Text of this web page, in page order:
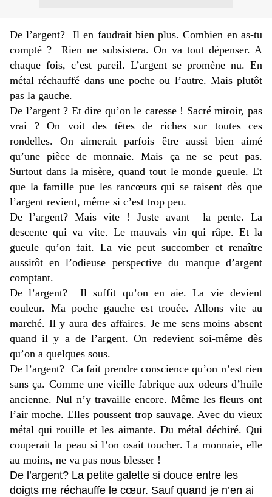
De l’argent?
Il en faudrait bien plus. Combien en as-tu
compté ?
Rien ne subsistera. On va tout dépenser. A
chaque fois, c’est pareil. L’argent se promène nu. En
métal réchauffé dans une poche ou l’autre. Mais plutôt
pas la gauche.
De l’argent ? Et dire qu’on le caresse ! Sacré miroir, pas
vrai ? On voit des têtes de riches sur toutes ces
rondelles. On aimerait parfois être aussi bien aimé
qu’une pièce de monnaie. Mais ça ne se peut pas.
Surtout dans la misère, quand tout le monde gueule. Et
que la famille pue les rancœurs qui se taisent dès que
l’argent revient, même si c’est trop peu.
De l’argent? Mais vite ! Juste avant
la pente. La
descente qui va vite. Le mauvais vin qui râpe. Et la
gueule qu’on fait. La vie peut succomber et renaître
aussitôt en l’odieuse perspective du manque d’argent
comptant.
De l’argent?
Il suffit qu’on en aie. La vie devient
couleur. Ma poche gauche est trouée. Allons vite au
marché. Il y aura des affaires. Je me sens moins absent
quand il y a de l’argent. On redevient soi-même dès
qu’on a quelques sous.
De l’argent? Ca fait prendre conscience qu’on n’est rien
sans ça. Comme une vieille fabrique aux odeurs d’huile
ancienne. Nul n’y travaille encore. Même les fleurs ont
l’air moche. Elles poussent trop sauvage. Avec du vieux
métal quirouille etles aimante. Du métal déchiré. Qui
couperait la peau si l’on osait toucher. La monnaie, elle
au moins, ne va pas nous blesser !
De l’argent? La petite galette si douce entre les
doigts me réchauffe le cœur. Sauf quand je n’en ai